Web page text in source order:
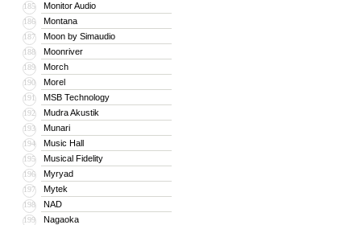
185 Monitor Audio
186 Montana
187 Moon by Simaudio
188 Moonriver
189 Morch
190 Morel
191 MSB Technology
192 Mudra Akustik
193 Munari
194 Music Hall
195 Musical Fidelity
196 Myryad
197 Mytek
198 NAD
199 Nagaoka